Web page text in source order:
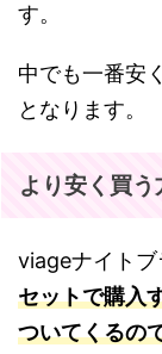
す。
中でも一番安
となります。
より安く買う
viageナイトブ
セットで購入
ついてくるの